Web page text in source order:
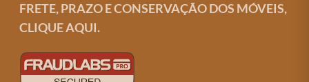
FRETE, PRAZO E CONSERVAÇÃO DOS MÓVEIS,
CLIQUE AQUI.